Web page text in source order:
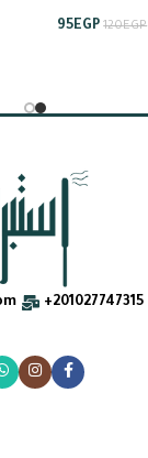
120EGP
95EGP
201027747315+